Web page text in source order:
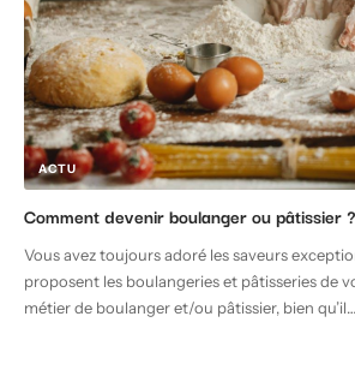
ACTU
Comment devenir boulanger ou pâtissier ?
Vous avez toujours adoré les saveurs
proposent les boulangeries et pâtisseries de
métier de boulanger et/ou pâtissier, bien qu’il…